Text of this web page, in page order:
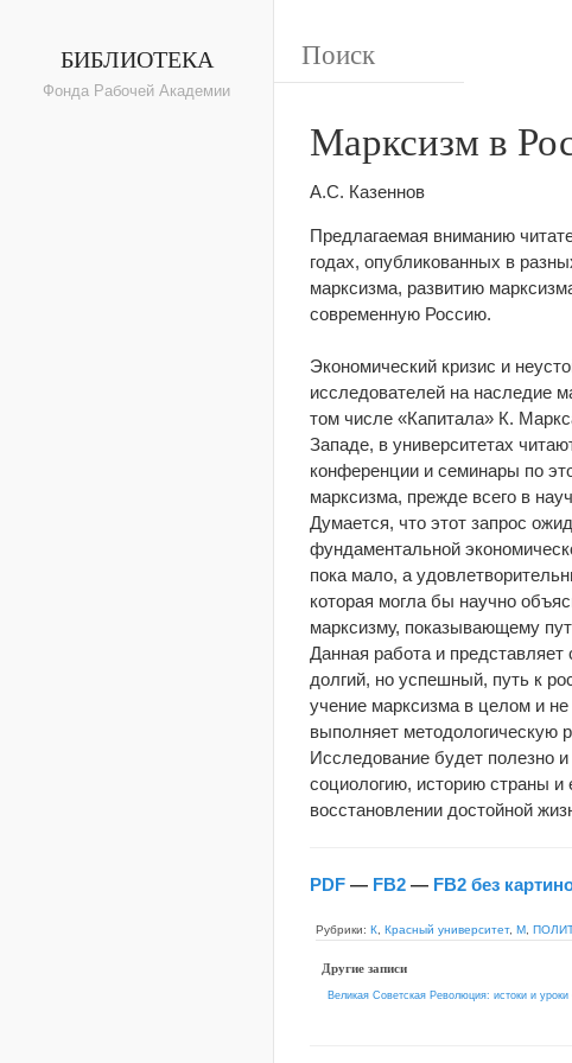
БИБЛИОТЕКА
Фонда Рабочей Академии
Марксизм в
А.С. Казеннов
Предлагаемая вниманию
годах, опубликованных в
марксизма, развитию
современную Россию.
Экономический кризис и
исследователей на наследие
том числе «Капитала» К.
Западе, в университетах
конференции и семинары по
марксизма, прежде всего в
Думается, что этот запрос
фундаментальной
пока мало, а
которая могла бы научно
марксизму, показывающему
Данная работа и
долгий, но успешный, путь к
учение марксизма в целом и
выполняет методологическую
Исследование будет полезно
социологию, историю страны
восстановлении достойной
PDF — FB2 — FB2 без
Рубрики: К Красный университет, М
Другие записи
Великая Советская Революция: истоки и уроки